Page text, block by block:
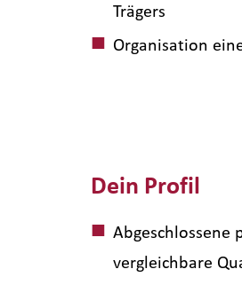
Trägers
Organisation
Dein Profil
Abgeschlossene
vergleichbare